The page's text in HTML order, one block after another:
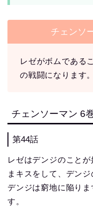
チェンソ
レゼがボムである
の戦闘になります。
チェンソーマン 6
第44話
レゼはデンジのこと
まキスをして、デン
デンジは窮地に陥り
す。